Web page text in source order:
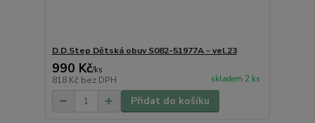
D.D.Step Dětská obuv S082-51977A - vel.23
990 Kč/ks
818 Kč bez DPH skladem 2 ks
Přidat do košíku